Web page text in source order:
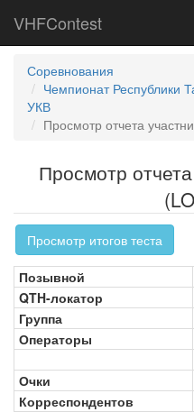
VHFContest
Соревнования
Чемпионат Республики
УКВ
Просмотр отчета
Просмотр
Просмотр итогов теста
Позывной
QTH-локатор
Группа
Операторы
Очки
Корреспондентов